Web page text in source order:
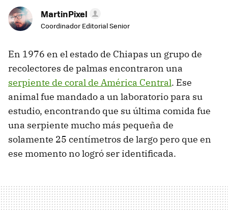
MartinPixel
Coordinador Editorial Senior
En 1976 en el estado de Chiapas un grupo de
recolectores de palmas encontraron una
serpiente de coral de América Central. Ese
animal fue mandado a un laboratorio para su
estudio, encontrando que su última comida fue
una serpiente mucho más pequeña de
solamente 25 centímetros de largo pero que en
ese momento no logró ser identificada.